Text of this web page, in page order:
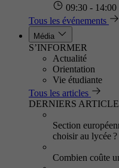
09:30 - 14:00
Tous les événements
Média
S’INFORMER
Actualité
Orientation
Vie étudiante
Tous les articles
DERNIERS
Section
choisir au lycée ?
Combien coûte